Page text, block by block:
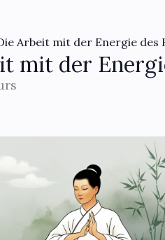
Arbeit mit der Energie des
mit der